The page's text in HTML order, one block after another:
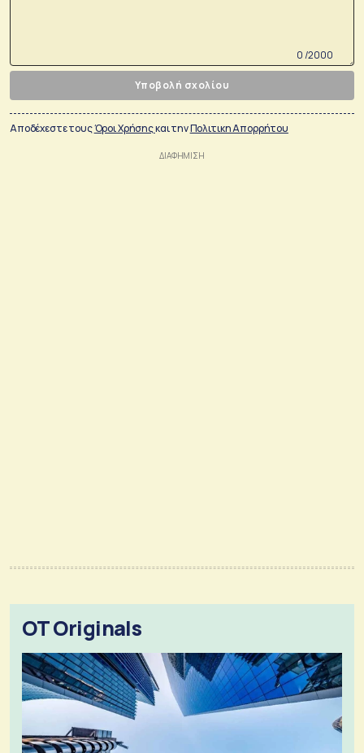
0 /2000
Υποβολή σχολίου
Αποδέχεστε τουςΌροι Χρήσηςκαι τηνΠολιτικη Απορρήτου
OT Originals